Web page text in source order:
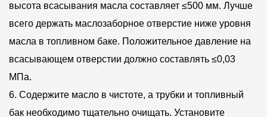
материалов и производственные процессы, чтобы
гарантировать стабильную работу продукта в течение
характеристикам этот лопастной насос обеспечивает
высота всасывания масла составляет ≤500 мм. Лучше
всего держать маслозаборное отверстие ниже уровня
масла в топливном баке. Положительное давление на
всасывающем отверстии должно составлять ≤0,03
МПа.
6. Содержите масло в чистоте, а трубки и топливный
бак необходимо тщательно очищать. Установите